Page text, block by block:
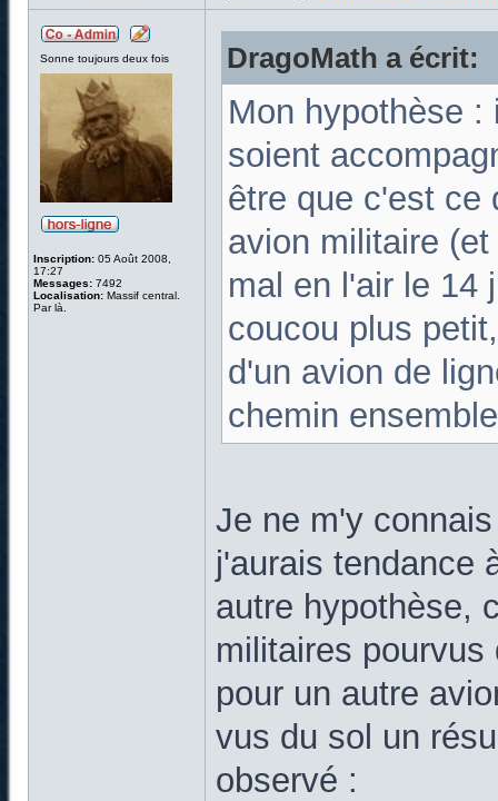
Sonne toujours deux fois
Inscription: 05 Août 2008,
17:27
Messages: 7492
Localisation: Massif central.
Par là.
DragoMath a écrit:
Mon hypothèse :
soient
être que c'est ce
avion militaire
mal en l'air le 14
coucou plus
d'un avion de
chemin
Je ne m'y
j'aurais tendance
autre hypothèse,
militaires
pour un autre
vus du sol un
observé :